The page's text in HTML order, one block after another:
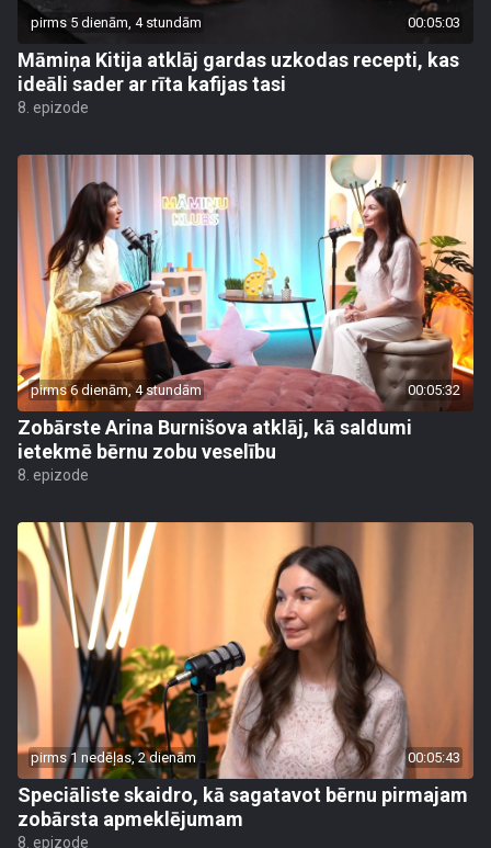
pirms 5 dienām, 4 stundām 00:05:03
Māmiņa Kitija atklāj gardas uzkodas recepti, kas
ideāli sader ar rīta kafijas tasi
8. epizode
pirms 6 dienām, 4 stundām 00:05:32
Zobārste Arina Burnišova atklāj, kā saldumi
ietekmē bērnu zobu veselību
8. epizode
pirms 1 nedēļas, 2 dienām 00:05:43
Speciāliste skaidro, kā sagatavot bērnu pirmajam
zobārsta apmeklējumam
8. epizode